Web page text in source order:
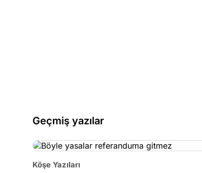
Geçmiş yazılar
Köşe Yazıları